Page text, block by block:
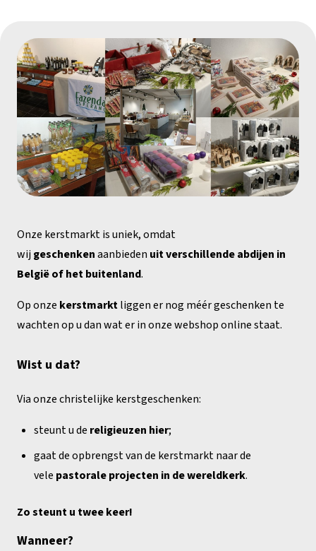
Onze kerstmarkt is uniek, omdat
wij geschenkenaanbieden uit verschillende abdijen in
België of het buitenland.
Op onze kerstmarktliggen er nog méér geschenken te
wachten op u dan wat er in onze webshop online staat.
Wist u dat?
Via onze christelijke kerstgeschenken:
steunt u de religieuzen hier;
gaat de opbrengst van de kerstmarkt naar de
vele pastorale projecten in de wereldkerk.
Zo steunt u twee keer!
Wanneer?